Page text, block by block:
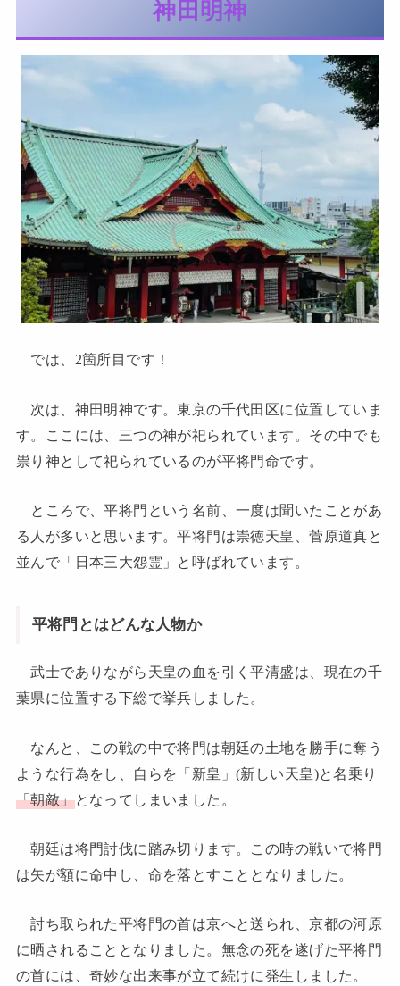
神田明神
では、2箇所目です！
次は、神田明神です。東京の千代田区に位置していま
す。ここには、三つの神が祀られています。その中でも
祟り神として祀られているのが平将門命です。
ところで、平将門という名前、一度は聞いたことがあ
る人が多いと思います。平将門は崇徳天皇、菅原道真と
並んで「日本三大怨霊」と呼ばれています。
平将門とはどんな人物か
武士でありながら天皇の血を引く平清盛は、現在の千
葉県に位置する下総で挙兵しました。
なんと、この戦の中で将門は朝廷の土地を勝手に奪う
ような行為をし、自らを「新皇」(新しい天皇)と名乗り
「朝敵」となってしまいました。
朝廷は将門討伐に踏み切ります。この時の戦いで将門
は矢が額に命中し、命を落とすこととなりました。
討ち取られた平将門の首は京へと送られ、京都の河原
に晒されることとなりました。無念の死を遂げた平将門
の首には、奇妙な出来事が立て続けに発生しました。